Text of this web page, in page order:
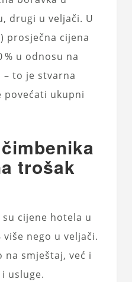
drugi u veljači. U
prosječna cijena
% u odnosu na
– to je stvarna
povećati ukupni
trošak
su cijene hotela u
više nego u veljači.
na smještaj, već i
usluge.